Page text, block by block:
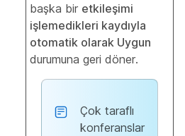
başka bir etkileşimi
işlemedikleri kaydıyla
otomatik olarak Uygun
durumuna geri döner.
Çok taraflı
konferanslar